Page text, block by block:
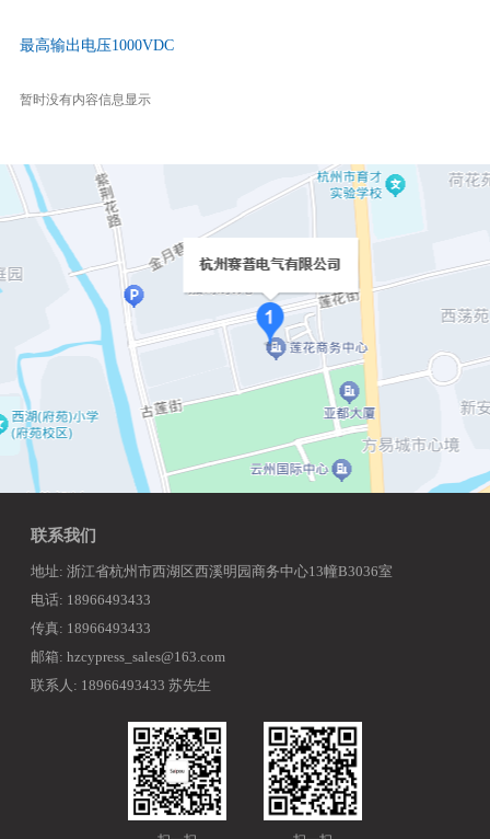
最高输出电压1000VDC
暂时没有内容信息显示
联系我们
地址: 浙江省杭州市西湖区西溪明园商务中心13幢B3036室
电话: 18966493433
传真: 18966493433
邮箱: hzcypress_sales@163.com
联系人: 18966493433 苏先生